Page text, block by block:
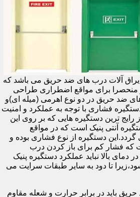
یراق آلات درب های ضد حریق می باشد که
و منحصرا برای مواقع اضطراری طراحی
ضد حریق در دو نوع اهرمی (میله ای)و
فشاری با توجه به عملکرد و امنیت
رایج ترین دستگیره هایی که بر روی این
آنتی پنیک است که در مواقع
دستگیره از نوع فشاری بوده و
که فشار کم برای باز کردن درب
بالا نباید عملکرد دستگیره پنیک
تا دود به سایر طبقات سرایت می
باید در برابر حرارت و شعله مقاوم